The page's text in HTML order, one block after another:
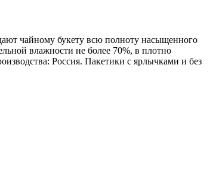
чайному букету всю полноту насыщенного
влажности не более 70%, в плотно
Россия. Пакетики с ярлычками и без